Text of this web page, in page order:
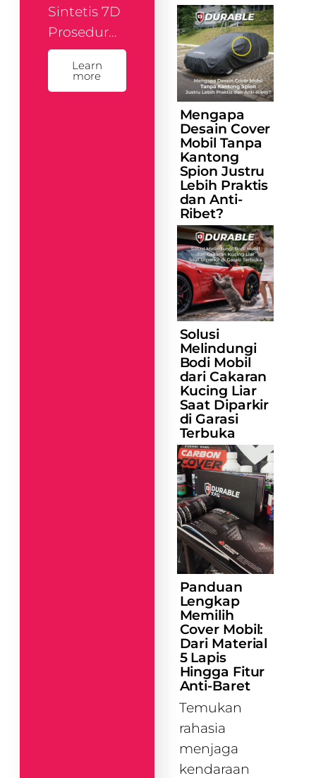
Sintetis 7D
Prosedur…
Learn
more
Mengapa
Desain Cover
Mobil Tanpa
Kantong
Spion Justru
Lebih Praktis
dan Anti-
Ribet?
Solusi
Melindungi
Bodi Mobil
dari Cakaran
Kucing Liar
Saat Diparkir
di Garasi
Terbuka
Panduan
Lengkap
Memilih
Cover Mobil:
Dari Material
5 Lapis
Hingga Fitur
Anti-Baret
Temukan
rahasia
menjaga
kendaraan